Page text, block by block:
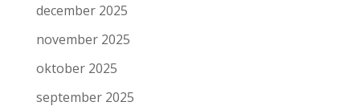
december 2025
november 2025
oktober 2025
september 2025